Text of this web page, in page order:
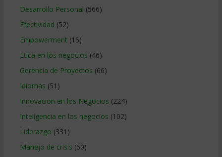
Desarrollo Personal (566)
Efectividad (52)
Empowerment (15)
Etica en los negocios (46)
Gerencia de Proyectos (66)
Idiomas (51)
Innovacion en los Negocios (224)
Inteligencia en los negocios (102)
Liderazgo (331)
Manejo de crisis (60)